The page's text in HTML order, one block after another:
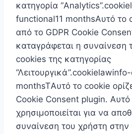
κατηγορία
functional11 monthsΑυτό το
από το GDPR Cookie
καταγράφεται η συναίνεση
cookies της κατηγορίας
monthsTΑυτό το cookie
Cookie Consent plugin. Αυτό
χρησιμοποιείται για να
συναίνεση του χρήστη στην